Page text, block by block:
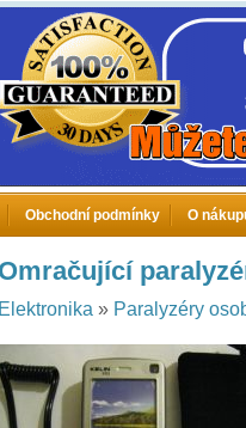
Obchodní podmínky O
Omračující
Elektronika » Paralyzéry